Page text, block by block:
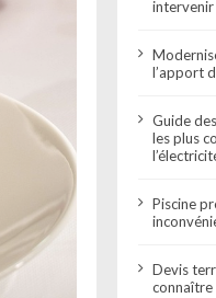
intervenir
l’apport
Guide
les plus
Piscine
Devis
connaître